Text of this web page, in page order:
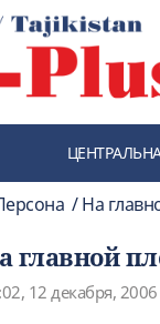
/ На
главной
12 декабря, 2006